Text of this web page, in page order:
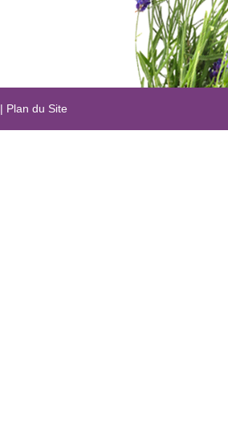
| Plan du Site